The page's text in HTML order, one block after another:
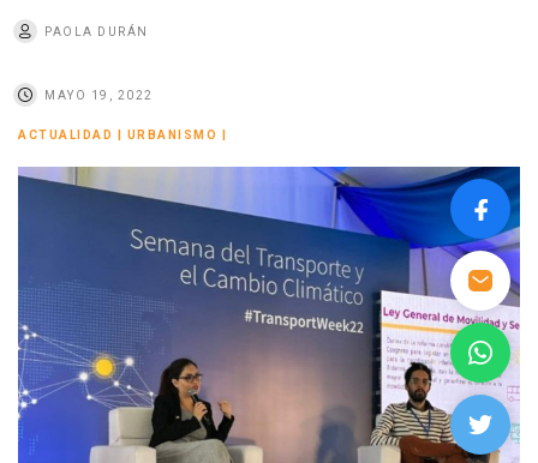
PAOLA DURÁN
MAYO 19, 2022
ACTUALIDAD URBANISMO